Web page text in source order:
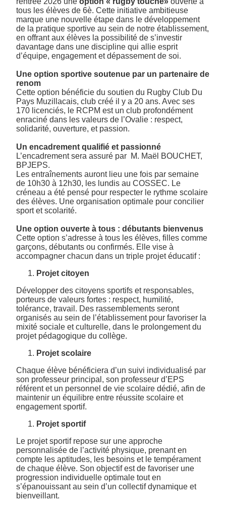
tous les élèves de 6è. Cette initiative ambitieuse
marque une nouvelle étape dans le développement
de la pratique sportive au sein de notre établissement,
en offrant aux élèves la possibilité de s’investir
davantage dans une discipline qui allie esprit
d’équipe, engagement et dépassement de soi.
Une option sportive soutenue par un partenaire de
renom
Cette option bénéficie du soutien du Rugby Club Du
Pays Muzillacais, club créé il y a 20 ans. Avec ses
170 licenciés, le RCPM est un club profondément
enraciné dans les valeurs de l’Ovalie : respect,
solidarité, ouverture, et passion.
Un encadrement qualifié et passionné
L’encadrement sera assuré par M. Maël BOUCHET,
BPJEPS.
Les entraînements auront lieu une fois par semaine
de 10h30 à 12h30, les lundis au COSSEC. Le
créneau a été pensé pour respecter le rythme scolaire
des élèves. Une organisation optimale pour concilier
sport et scolarité.
Une option ouverte à tous : débutants bienvenus
Cette option s’adresse à tous les élèves, filles comme
garçons, débutants ou confirmés. Elle vise à
accompagner chacun dans un triple projet éducatif :
Projet citoyen
Développer des citoyens sportifs et responsables,
porteurs de valeurs fortes : respect, humilité,
tolérance, travail. Des rassemblements seront
organisés au sein de l’établissement pour favoriser la
mixité sociale et culturelle, dans le prolongement du
projet pédagogique du collège.
Projet scolaire
Chaque élève bénéficiera d’un suivi individualisé par
son professeur principal, son professeur d’EPS
référent et un personnel de vie scolaire dédié, afin de
maintenir un équilibre entre réussite scolaire et
engagement sportif.
Projet sportif
Le projet sportif repose sur une approche
personnalisée de l’activité physique, prenant en
compte les aptitudes, les besoins et le tempérament
de chaque élève. Son objectif est de favoriser une
progression individuelle optimale tout en
s’épanouissant au sein d’un collectif dynamique et
bienveillant.